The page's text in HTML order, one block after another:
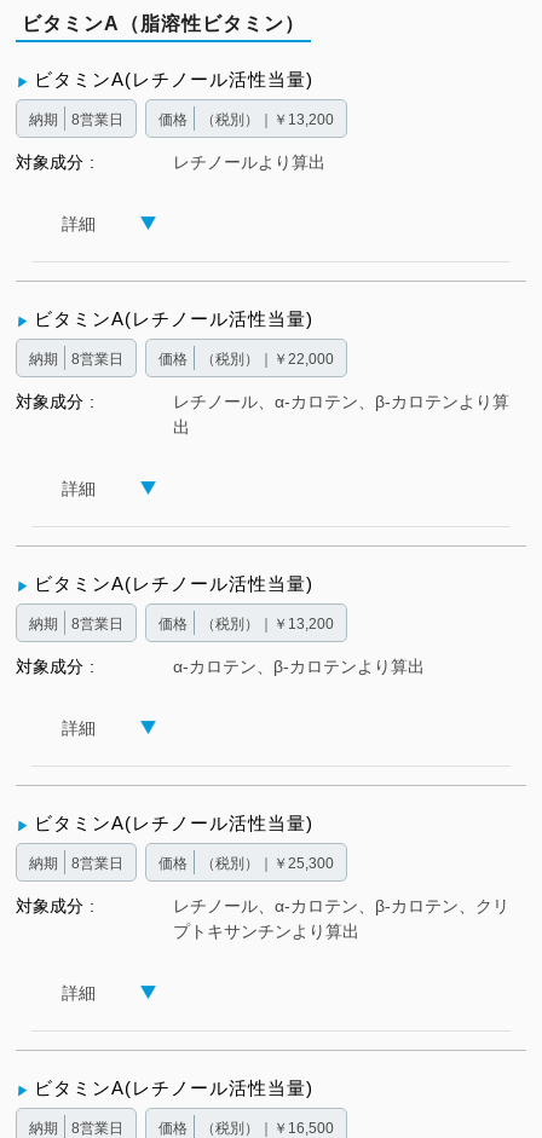
ビタミンA（脂溶性ビタミン）
ビタミンA(レチノール活性当量)
納期 8営業日 価格 （税別）｜￥13,200
対象成分 レチノールより算出
詳細
ビタミンA(レチノール活性当量)
納期 8営業日 価格 （税別）｜￥22,000
対象成分
レチノール、α-カロテン、β-カロテンより算
出
詳細
ビタミンA(レチノール活性当量)
納期 8営業日 価格 （税別）｜￥13,200
対象成分 α-カロテン、β-カロテンより算出
詳細
ビタミンA(レチノール活性当量)
納期 8営業日 価格 （税別）｜￥25,300
対象成分
レチノール、α-カロテン、β-カロテン、クリ
プトキサンチンより算出
詳細
ビタミンA(レチノール活性当量)
納期 8営業日 価格 （税別）｜￥16,500